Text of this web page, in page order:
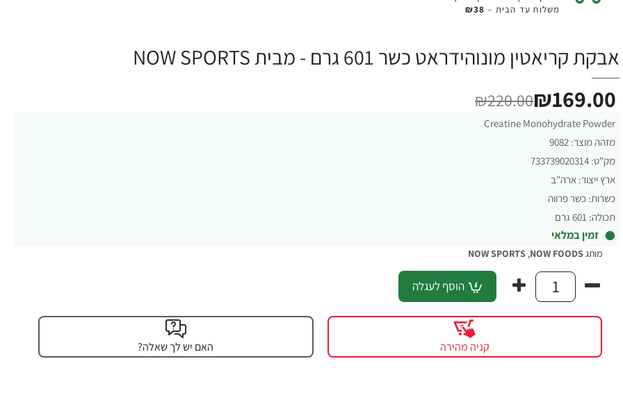
משלוח עד הבית – ₪38
אבקת קריאטין מונוהידראט כשר 601 גרם - מבית NOW SPORTS
Creatine Monohydrate Powder
מזהה מוצר: 9082
מק"ט: 733739020314
ארץ ייצור: ארה"ב
כשרות: כשר פרווה
תכולה: 601 גרם
זמין במלאי
₪169.00
₪220.00
מותגNOW FOODS
,
NOW SPORTS
הוסף לעגלה
קניה מהירה האם יש לך שאלה?